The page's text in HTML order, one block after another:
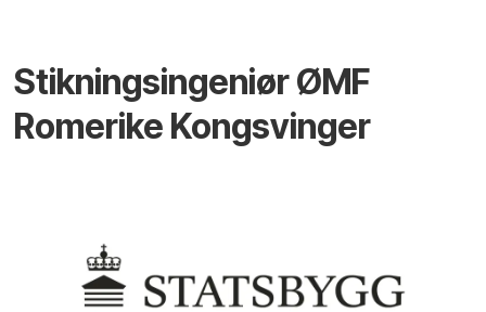
Stikningsingeniør ØMF
Romerike Kongsvinger